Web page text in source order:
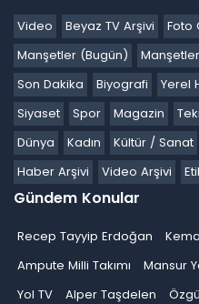
Video Beyaz TV Arşivi Foto
Manşetler (Bugün)
Son Dakika
Biyografi Yerel
Siyaset
Spor Magazin
Dünya
Kadın Kültür / Sanat
Haber Arşivi
Video Arşivi
Gündem Konular
Recep Tayyip Erdoğan
Ampute Milli Takımı
Mansur
Yol TV
Alper Taşdelen